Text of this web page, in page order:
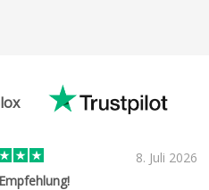
8. Juli 2026